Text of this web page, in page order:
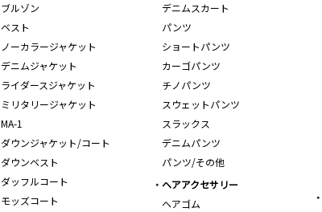
ブルゾン
ベスト
ノーカラージャケット
デニムジャケット
ライダースジャケット
ミリタリージャケット
MA-1
ダウンジャケット/コート
ダウンベスト
ダッフルコート
モッズコート
デニムスカート
パンツ
ショートパンツ
カーゴパンツ
チノパンツ
スウェットパンツ
スラックス
デニムパンツ
パンツ/その他
ヘアアクセサリー
ヘアゴム